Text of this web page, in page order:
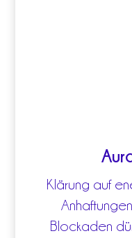
Klärung auf
Blockaden